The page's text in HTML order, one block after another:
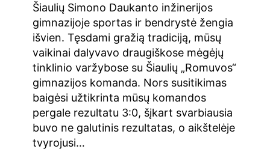
Šiaulių Simono Daukanto inžinerijos
gimnazijoje sportas ir bendrystė žengia
išvien. Tęsdami gražią tradiciją, mūsų
vaikinai dalyvavo draugiškose mėgėjų
tinklinio varžybose su Šiaulių „Romuvos“
gimnazijos komanda. Nors susitikimas
baigėsi užtikrinta mūsų komandos
pergale rezultatu 3:0, šįkart svarbiausia
buvo ne galutinis rezultatas, o aikštelėje
tvyrojusi…